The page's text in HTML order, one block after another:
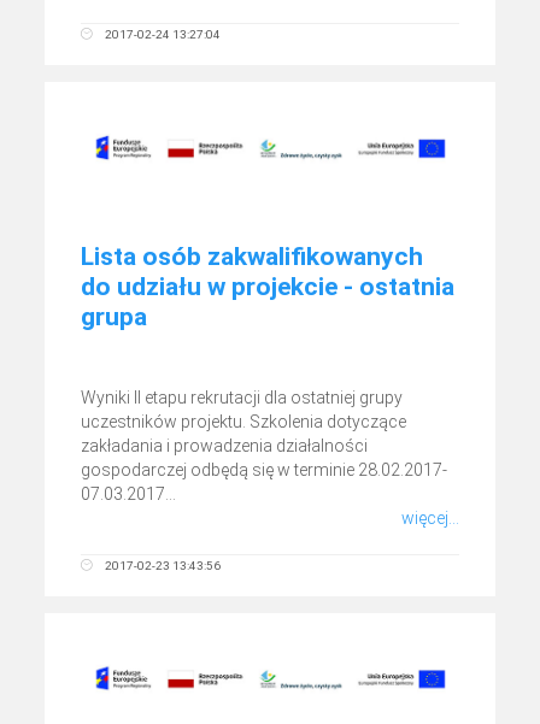
2017-02-24 13:27:04
Lista osób zakwalifikowanych
do udziału w projekcie - ostatnia
grupa
Wyniki II etapu rekrutacji dla ostatniej grupy
uczestników projektu. Szkolenia dotyczące
zakładania i prowadzenia działalności
gospodarczej odbędą się w terminie 28.02.2017-
07.03.2017...
więcej...
2017-02-23 13:43:56